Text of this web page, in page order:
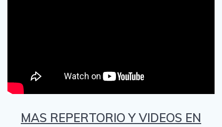
MAS REPERTORIO Y VIDEOS EN